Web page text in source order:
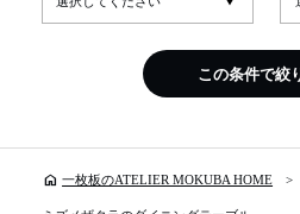
この条件で絞
home 一枚板のATELIER MOKUBA HOME